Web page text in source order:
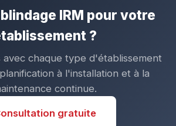
IRM pour votre
?
avec chaque type d'établissement
à l'installation et à la
continue.
gratuite